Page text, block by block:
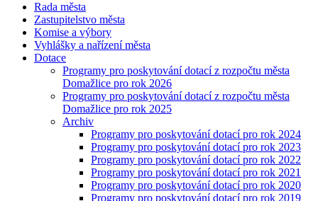
Rada města
Zastupitelstvo města
Komise a výbory
Vyhlášky a nařízení města
Dotace
Programy pro poskytování dotací z rozpočtu města
Domažlice pro rok 2026
Programy pro poskytování dotací z rozpočtu města
Domažlice pro rok 2025
Archiv
Programy pro poskytování dotací pro rok 2024
Programy pro poskytování dotací pro rok 2023
Programy pro poskytování dotací pro rok 2022
Programy pro poskytování dotací pro rok 2021
Programy pro poskytování dotací pro rok 2020
Programy pro poskytování dotací pro rok 2019